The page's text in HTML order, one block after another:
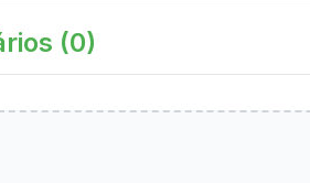
(0)